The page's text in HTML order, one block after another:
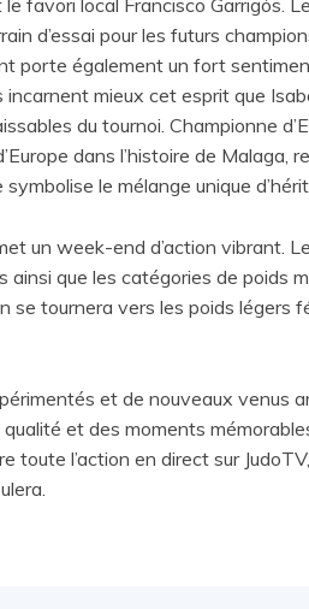
favori local Francisco Garrigós.
d’essai pour les futurs
porte également un fort
mieux cet esprit que
du tournoi. Championne
dans l’histoire de
le mélange unique
un week-end d’action vibrant.
ainsi que les catégories de poids
se tournera vers les poids légers
et de nouveaux venus
et des moments
toute l’action en direct sur